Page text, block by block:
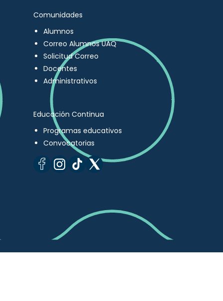
Comunidades
Alumnos
Correo Alumnos UAQ
Solicitud Correo
Docentes
Administrativos
Educación Continua
Programas educativos
Convocatorias